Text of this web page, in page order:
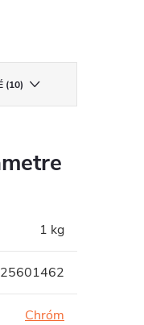
(10)
1 kg
Chróm